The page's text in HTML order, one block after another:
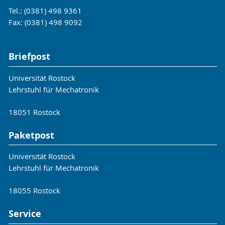
MathWorks, Inc.)
Modeling Engineering Systems Using
MATLAB - Eine Einführung
Dr. Susanne Teschl, Fachhochschule
Technikum Wien)
Einführung in MATLAB
Numerical Computing with Matlab
Experiments with Matlab
The MathWorks)
Beispiel-Sammlung
Toolboxen, Beispiele
Tel.: (0381) 498 9361
Fax: (0381) 498 9092
Briefpost
Universität Rostock
Lehrstuhl für Mechatronik
18051 Rostock
Paketpost
Universität Rostock
Lehrstuhl für Mechatronik
18055 Rostock
Service